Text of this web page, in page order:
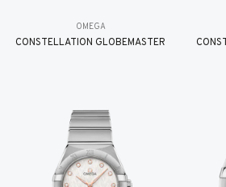
OMEGA
CONSTELLATION GLOBEMASTER